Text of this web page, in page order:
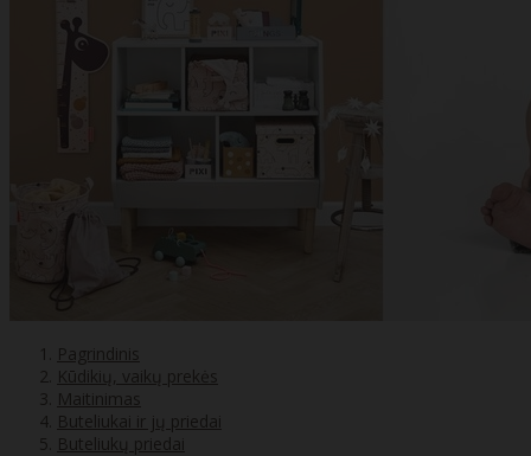
Pagrindinis
Kūdikių, vaikų prekės
Maitinimas
Buteliukai ir jų priedai
Buteliukų priedai